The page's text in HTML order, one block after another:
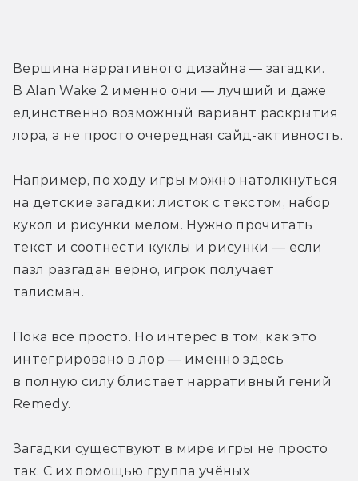
Вершина нарративного дизайна — загадки.
В Alan Wake 2 именно они — лучший и даже
единственно возможный вариант раскрытия
лора, а не просто очередная сайд-активность.
Например, по ходу игры можно натолкнуться
на детские загадки: листок с текстом, набор
кукол и рисунки мелом. Нужно прочитать
текст и соотнести куклы и рисунки — если
пазл разгадан верно, игрок получает
талисман.
Пока всё просто. Но интерес в том, как это
интегрировано в лор — именно здесь
в полную силу блистает нарративный гений
Remedy.
Загадки существуют в мире игры не просто
так. С их помощью группа учёных